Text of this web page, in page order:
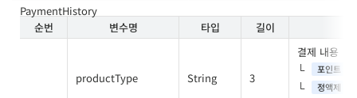
PaymentHistory
순번
변수명 타입 길이
productType String 3
결제 내용
포인트
정액제